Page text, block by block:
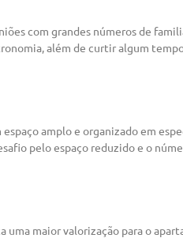
com grandes números de
além de curtir algum
amplo e organizado em
pelo espaço reduzido e o
maior valorização para o